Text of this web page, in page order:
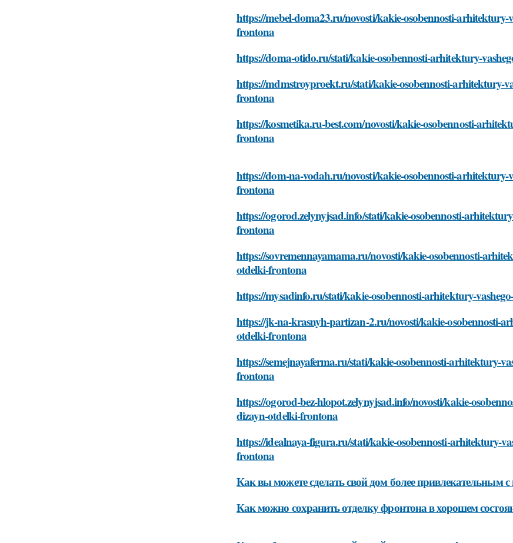
https://mebel-doma23.ru/novosti/kakie-osobennosti-
frontona
https://doma-otido.ru/stati/kakie-osobennosti-arhitektury-
https://mdmstroyproekt.ru/stati/kakie-osobennosti-arhitektury-
frontona
https://kosmetika.ru-best.com/novosti/kakie-osobennosti-
frontona
https://dom-na-vodah.ru/novosti/kakie-osobennosti-
frontona
https://ogorod.zelynyjsad.info/stati/kakie-osobennosti-
frontona
https://sovremennayamama.ru/novosti/kakie-osobennosti-
otdelki-frontona
https://mysadinfo.ru/stati/kakie-osobennosti-arhitektury-
https://jk-na-krasnyh-partizan-2.ru/novosti/kakie-osobennosti-
otdelki-frontona
https://semejnayaferma.ru/stati/kakie-osobennosti-arhitektury-
frontona
https://ogorod-bez-hlopot.zelynyjsad.info/novosti/kakie-
dizayn-otdelki-frontona
https://idealnaya-figura.ru/stati/kakie-osobennosti-arhitektury-
frontona
Как вы можете сделать свой дом более привлекательным
Как можно сохранить отделку фронтона в хорошем